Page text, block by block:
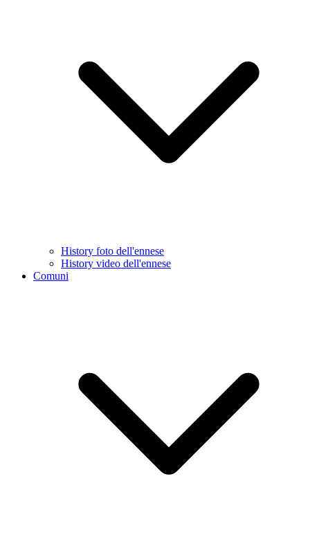
History foto dell'ennese
History video dell'ennese
Comuni